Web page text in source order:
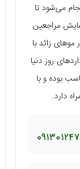
می‌شود تا
مراجعین
زائد با
روز دنیا
بوده و با
دارد.